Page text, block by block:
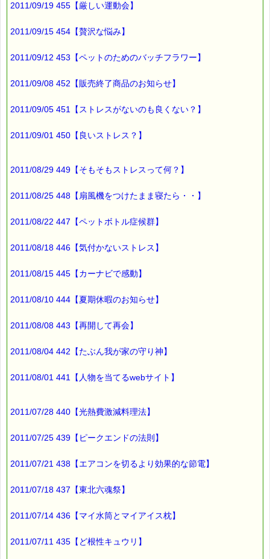
故障しそうな
悪い予感が・・・
心がマイナスになっていますね (^^;)
こんなときには、
━━━━━━━━━━━━━━━━━━━━☆
割引）
https://pass-thyme.com/fit/p100.asp
▼お得です！！ レスキューセット
■ｅパスタイム通信編集長 ルコ＠千葉るみこ 編集後記
━━━━☆
山の緑が
夏の気配がします。
エアコンを使わない事に
あまり
祈っていますが・・・
お客様からのご投稿もお待ちしております。
2011/09/19 455【厳しい運動会】
2011/09/15 454【贅沢な悩み】
2011/09/12 453【ペットのためのバッチフラワー】
2011/09/08 452【販売終了商品のお知らせ】
2011/09/05 451【ストレスがないのも良くない？】
2011/09/01 450【良いストレス？】
2011/08/29 449【そもそもストレスって何？】
2011/08/25 448【扇風機をつけたまま寝たら・・】
2011/08/22 447【ペットボトル症候群】
2011/08/18 446【気付かないストレス】
2011/08/15 445【カーナビで感動】
2011/08/10 444【夏期休暇のお知らせ】
2011/08/08 443【再開して再会】
2011/08/04 442【たぶん我が家の守り神】
2011/08/01 441【人物を当てるwebサイト】
2011/07/28 440【光熱費激減料理法】
2011/07/25 439【ピークエンドの法則】
2011/07/21 438【エアコンを切るより効果的な節電】
2011/07/18 437【東北六魂祭】
2011/07/14 436【マイ水筒とマイアイス枕】
2011/07/11 435【ど根性キュウリ】